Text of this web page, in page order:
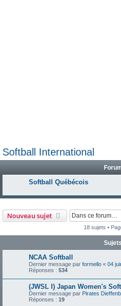
Softball International
Softball Québécois
Nouveau sujet
18 sujets •
Sujets
NCAA Softball
Dernier message par formello « 04
Réponses : 534
(JWSL I) Japan Women's
Dernier message par Pirates
Réponses : 19